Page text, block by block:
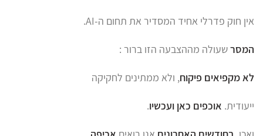
אין חוק פדרלי אחיד המסדיר את תחום ה-AI.
המסרשעולה מההצבעה הזו ברור :
לא מקפיאים פיקוח, ולא ממתינים לחקיקה
ייעודית. אוכפים כאן ועכשיו.